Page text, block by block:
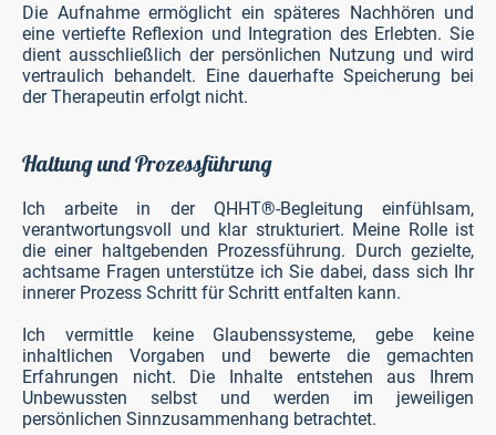
Die Aufnahme ermöglicht ein späteres Nachhören und
eine vertiefte Reflexion und Integration des Erlebten. Sie
dient ausschließlich der persönlichen Nutzung und wird
vertraulich behandelt. Eine dauerhafte Speicherung bei
der Therapeutin erfolgt nicht.
Haltung und Prozessführung
Ich arbeite in der QHHT®-Begleitung einfühlsam,
verantwortungsvoll und klar strukturiert. Meine Rolle ist
die einer haltgebenden Prozessführung. Durch gezielte,
achtsame Fragen unterstütze ich Sie dabei, dass sich Ihr
innerer Prozess Schritt für Schritt entfalten kann.
Ich vermittle keine Glaubenssysteme, gebe keine
inhaltlichen Vorgaben und bewerte die gemachten
Erfahrungen nicht. Die Inhalte entstehen aus Ihrem
Unbewussten selbst und werden im jeweiligen
persönlichen Sinnzusammenhang betrachtet.